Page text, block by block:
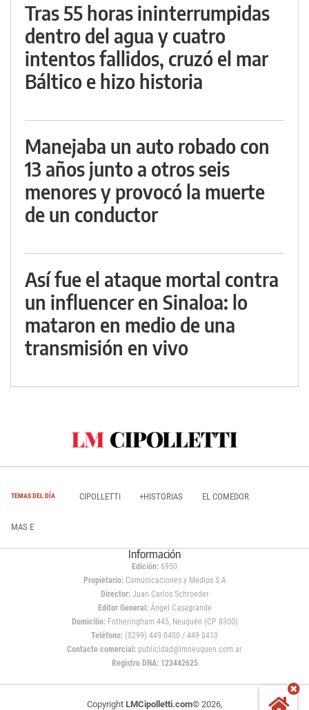
Tras 55 horas ininterrumpidas
dentro del agua y cuatro
intentos fallidos, cruzó el mar
Báltico e hizo historia
Manejaba un auto robado con
13 años junto a otros seis
menores y provocó la muerte
de un conductor
Así fue el ataque mortal contra
un influencer en Sinaloa: lo
mataron en medio de una
transmisión en vivo
TEMAS DEL DÍA CIPOLLETTI +HISTORIAS EL COMEDOR
MAS E
Información
Edición: 6950
Propietario:Comunicaciones y Medios S.A
Director: Juan Carlos Schroeder
Editor General:Ángel Casagrande
Domicilio:Fotheringham 445, Neuquén (CP 8300)
Teléfono: (0299) 449 0400 / 449 0410
Contacto comercial: publicidad@lmneuquen.com.ar
Registro DNA: 123442625
Copyright LMCipolletti.com© 2026,